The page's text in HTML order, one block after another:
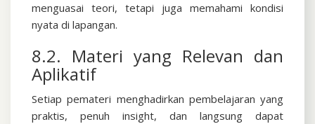
menguasai teori, tetapi juga memahami kondisi
nyata di lapangan.
8.2. Materi yang Relevan dan
Aplikatif
Setiap pemateri menghadirkan pembelajaran yang
praktis, penuh insight, dan langsung dapat